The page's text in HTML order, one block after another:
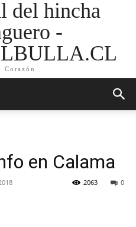
del hincha
-
Corazón
en Calama
0
2063